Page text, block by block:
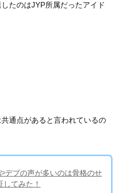
たのはJYP所属だったアイド
通点があると言われているの
デブの声が多いのは骨格のせ
てみた！